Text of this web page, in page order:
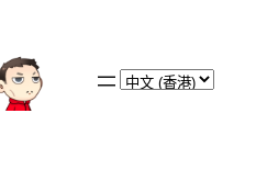
Choose